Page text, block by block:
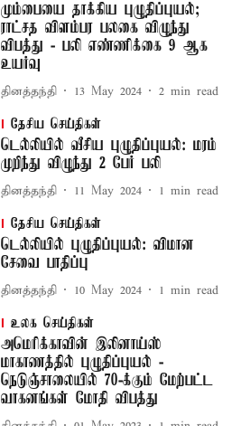
மும்பையை தாக்கிய புழுதிப்புயல்;
ராட்சத விளம்பர பலகை விழுந்து
விபத்து - பலி எண்ணிக்கை 9 ஆக
உயர்வு
தினத்தந்தி 13 May 2024 2 min read
தேசிய செய்திகள்
டெல்லியில் வீசிய புழுதிப்புயல்: மரம்
முறிந்து விழுந்து 2 பேர் பலி
தினத்தந்தி 11 May 2024 1 min read
தேசிய செய்திகள்
டெல்லியில் புழுதிப்புயல்: விமான
சேவை பாதிப்பு
தினத்தந்தி 10 May 2024 1 min read
உலக செய்திகள்
அமெரிக்காவின் இலினாய்ஸ்
மாகாணத்தில் புழுதிப்புயல் -
நெடுஞ்சாலையில் 70-க்கும் மேற்பட்ட
வாகனங்கள் மோதி விபத்து